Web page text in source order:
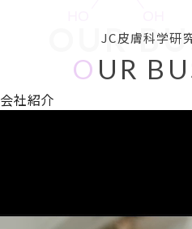
JC皮膚科学研
OUR
O UR
会社紹介